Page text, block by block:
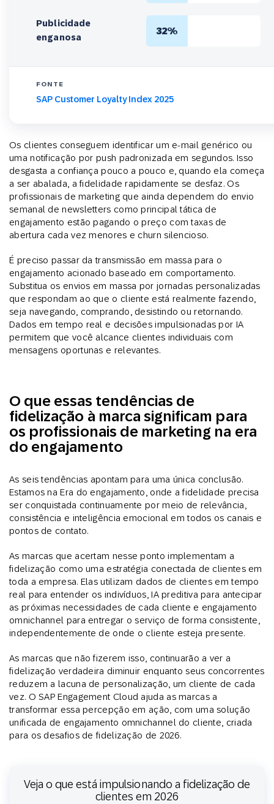
Publicidade
enganosa
32%
FONTE
SAP Customer Loyalty Index 2025
Os clientes conseguem identificar um e-mail genérico ou
uma notificação por push padronizada em segundos. Isso
desgasta a confiança pouco a pouco e, quando ela começa
a ser abalada, a fidelidade rapidamente se desfaz. Os
profissionais de marketing que ainda dependem do envio
semanal de newsletters como principal tática de
engajamento estão pagando o preço com taxas de
abertura cada vez menores e churn silencioso.
É preciso passar da transmissão em massa para o
engajamento acionado baseado em comportamento.
Substitua os envios em massa por jornadas personalizadas
que respondam ao que o cliente está realmente fazendo,
seja navegando, comprando, desistindo ou retornando.
Dados em tempo real e decisões impulsionadas por IA
permitem que você alcance clientes individuais com
mensagens oportunas e relevantes.
O que essas tendências de
fidelização à marca significam para
os profissionais de marketing na era
do engajamento
As seis tendências apontam para uma única conclusão.
Estamos na Era do engajamento, onde a fidelidade precisa
ser conquistada continuamente por meio de relevância,
consistência e inteligência emocional em todos os canais e
pontos de contato.
As marcas que acertam nesse ponto implementam a
fidelização como uma estratégia conectada de clientes em
toda a empresa. Elas utilizam dados de clientes em tempo
real para entender os indivíduos, IA preditiva para antecipar
as próximas necessidades de cada cliente e engajamento
omnichannel para entregar o serviço de forma consistente,
independentemente de onde o cliente esteja presente.
As marcas que não fizerem isso, continuarão a ver a
fidelização verdadeira diminuir enquanto seus concorrentes
reduzem a lacuna de personalização, um cliente de cada
vez. O SAP Engagement Cloud ajuda as marcas a
transformar essa percepção em ação, com uma solução
unificada de engajamento omnichannel do cliente, criada
para os desafios de fidelização de 2026.
Veja o que está impulsionando a fidelização de
clientes em 2026